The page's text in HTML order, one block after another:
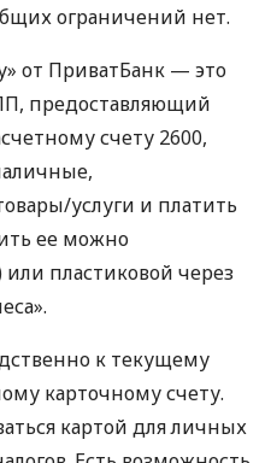
ограничений нет.
от ПриватБанк — это
предоставляющий
счету 2600,
услуги и платить
ее можно
пластиковой через
к текущему
карточному счету.
картой для личных